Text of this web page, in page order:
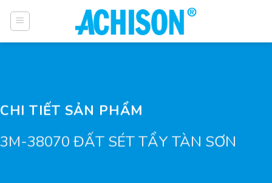
CHI TIẾT SẢN PHẨM
3M-38070 ĐẤT SÉT TẨY TÀN SƠN